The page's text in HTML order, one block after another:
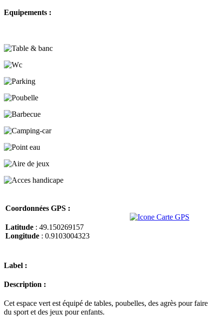
Equipements :
Coordonnées GPS :
Latitude : 49.150269157
Longitude : 0.9103004323
Label :
Description :
Cet espace vert est équipé de tables, poubelles, des agrès pour faire
du sport et des jeux pour enfants.